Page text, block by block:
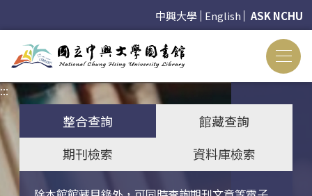
中興大學 English ASK NCHU
:::
整合查詢
館藏查詢
期刊檢索
資料庫檢索